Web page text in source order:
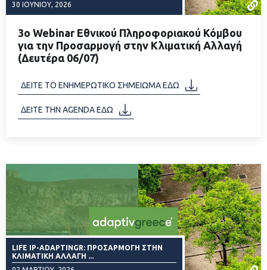
30 ΙΟΥΝΊΟΥ, 2026
3ο Webinar Εθνικού Πληροφοριακού Κόμβου
για την Προσαρμογή στην Κλιματική Αλλαγή
(Δευτέρα 06/07)
ΔΕΙΤΕ ΤΟ ΕΝΗΜΕΡΩΤΙΚΟ ΣΗΜΕΙΩΜΑ ΕΔΩ
ΔΕΙΤΕ ΤΗΝ AGENDA ΕΔΩ
LIFE IP-ADAPTINGR: ΠΡΟΣΑΡΜΟΓΉ ΣΤΗΝ
ΚΛΙΜΑΤΙΚΉ ΑΛΛΑΓΉ ...